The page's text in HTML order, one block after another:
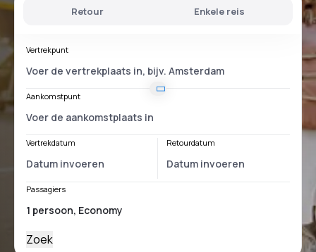
Retour Enkele reis
Vertrekpunt
Aankomstpunt
Vertrekdatum Retourdatum
Passagiers
Zoek